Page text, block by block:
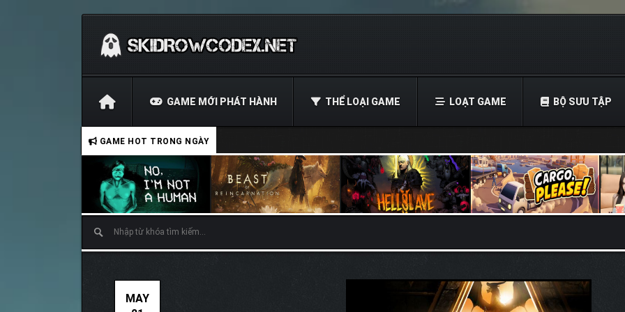
GAME MỚI PHÁT HÀNH THỂ LOẠI GAME LOẠT GAME BỘ SƯU TẬP
GAME HOT TRONG NGÀY
MAY